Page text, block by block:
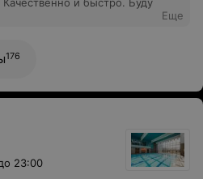
Качественно и быстро. Буду
Еще
176
23:00